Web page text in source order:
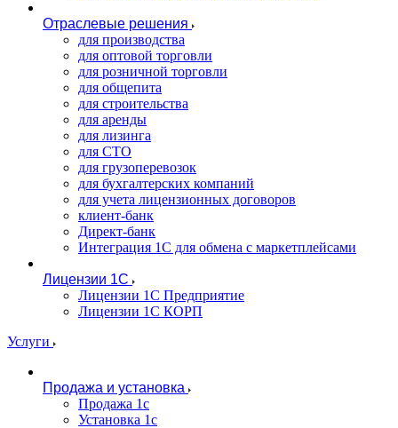
Отраслевые решения
для производства
для оптовой торговли
для розничной торговли
для общепита
для строительства
для аренды
для лизинга
для СТО
для грузоперевозок
для бухгалтерских компаний
для учета лицензионных договоров
клиент-банк
Директ-банк
Интеграция 1C для обмена с маркетплейсами
Лицензии 1С
Лицензии 1С Предприятие
Лицензии 1С КОРП
Услуги
Продажа и установка
Продажа 1с
Установка 1с